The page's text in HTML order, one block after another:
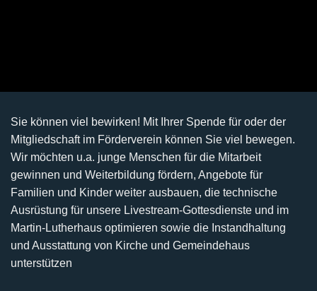
Sie können viel bewirken! Mit Ihrer Spende für oder der
Mitgliedschaft im Förderverein können Sie viel bewegen.
Wir möchten u.a. junge Menschen für die Mitarbeit
gewinnen und Weiterbildung fördern, Angebote für
Familien und Kinder weiter ausbauen, die technische
Ausrüstung für unsere Livestream-Gottesdienste und im
Martin-Lutherhaus optimieren sowie die Instandhaltung
und Ausstattung von Kirche und Gemeindehaus
unterstützen